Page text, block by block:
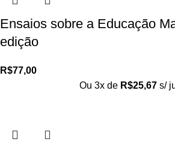
Ensaios sobre a Educação
edição
R$77,00
Ou 3x de R$25,67 s/